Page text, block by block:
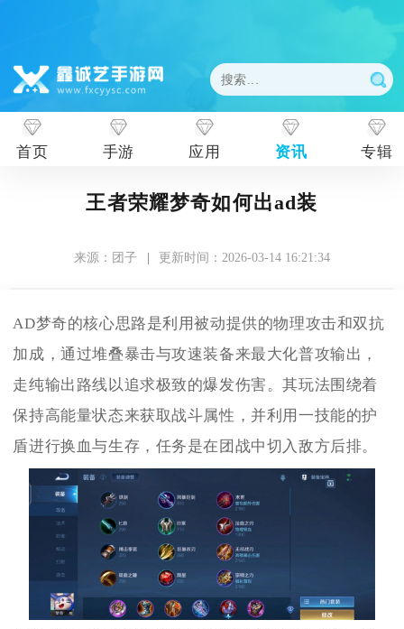
首页 手游 应用 资讯 专辑
王者荣耀梦奇如何出ad装
来源：团子 | 更新时间：2026-03-14 16:21:34
AD梦奇的核心思路是利用被动提供的物理攻击和双抗
加成，通过堆叠暴击与攻速装备来最大化普攻输出，
走纯输出路线以追求极致的爆发伤害。其玩法围绕着
保持高能量状态来获取战斗属性，并利用一技能的护
盾进行换血与生存，任务是在团战中切入敌方后排。